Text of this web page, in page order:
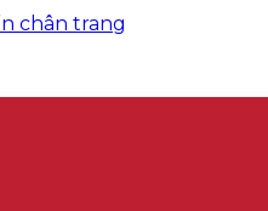
chân trang